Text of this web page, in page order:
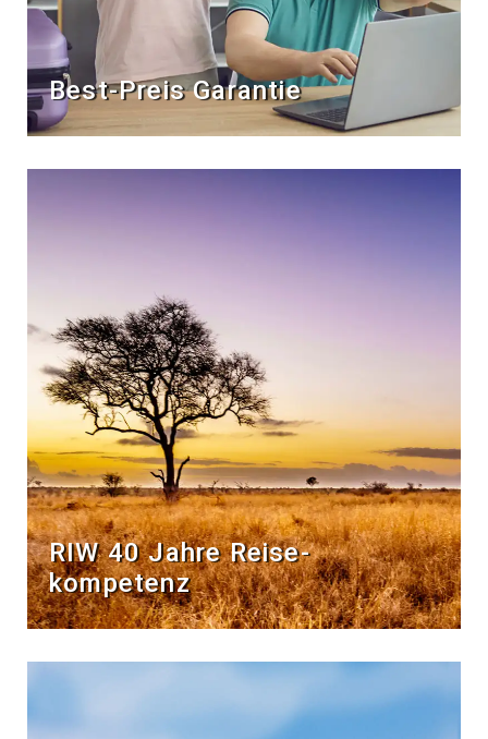
Best-Preis Garantie
RIW 40 Jahre Reise­
kompetenz